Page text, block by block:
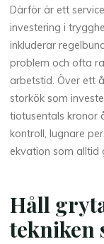
Därför är ett
investering i
inkluderar
problem och ofta
arbetstid. Över ett
storkök som
tiotusentals kronor
kontroll, lugnare
ekvation som alltid
Håll
tekniken